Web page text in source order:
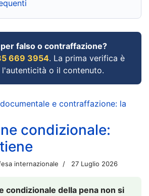
falso o contraffazione?
669 3954. La prima verifica è
o il contenuto.
e contraffazione: la
condizionale:
internazionale 27 Luglio 2026
condizionale della pena non si